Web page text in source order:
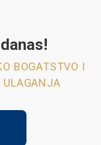
BOGATSTVO I
ULAGANJA